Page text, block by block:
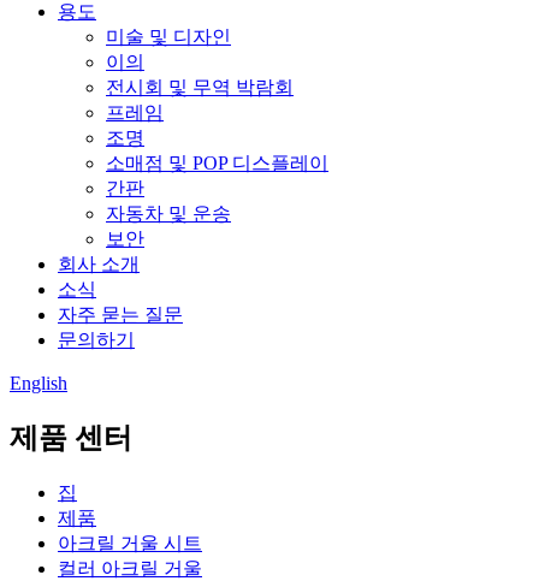
용도
미술 및 디자인
이의
전시회 및 무역 박람회
프레임
조명
소매점 및 POP 디스플레이
간판
자동차 및 운송
보안
회사 소개
소식
자주 묻는 질문
문의하기
English
제품 센터
집
제품
아크릴 거울 시트
컬러 아크릴 거울